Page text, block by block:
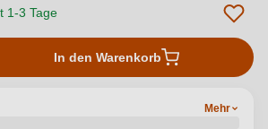
1-3 Tage
In den Warenkorb
Mehr